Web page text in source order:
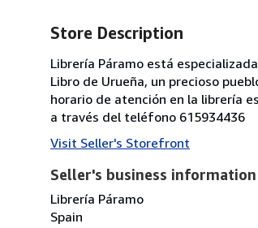
Store Description
Librería Páramo está
Libro de Urueña, un precioso
horario de atención en la librería
a través del teléfono 615934436
Visit Seller's Storefront
Seller's business information
Librería Páramo
Spain